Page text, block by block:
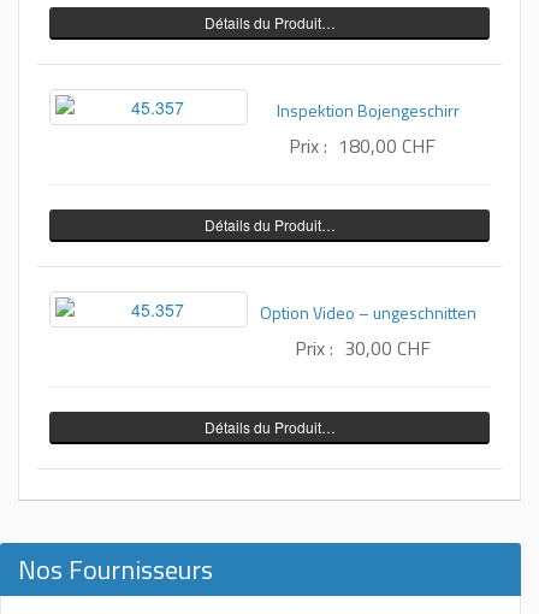
Détails du Produit…
Inspektion Bojengeschirr
Prix : 180,00 CHF
Détails du Produit…
Option Video – ungeschnitten
Prix : 30,00 CHF
Détails du Produit…
Nos Fournisseurs